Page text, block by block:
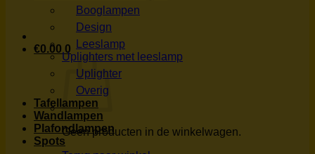
€0.00 0
Geen producten in de winkelwagen.
Booglampen
Design
Leeslamp
Uplighters met leeslamp
Uplighter
Overig
Tafellampen
Wandlampen
Plafondlampen
Spots